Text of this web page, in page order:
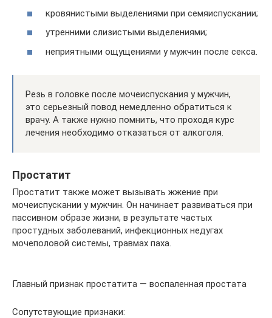
кровянистыми выделениями при семяиспускании;
утренними слизистыми выделениями;
неприятными ощущениями у мужчин после секса.
Резь в головке после мочеиспускания у мужчин,
это серьезный повод немедленно обратиться к
врачу. А также нужно помнить, что проходя курс
лечения необходимо отказаться от алкоголя.
Простатит
Простатит также может вызывать жжение при
мочеиспускании у мужчин. Он начинает развиваться при
пассивном образе жизни, в результате частых
простудных заболеваний, инфекционных недугах
мочеполовой системы, травмах паха.
Главный признак простатита — воспаленная простата
Сопутствующие признаки: